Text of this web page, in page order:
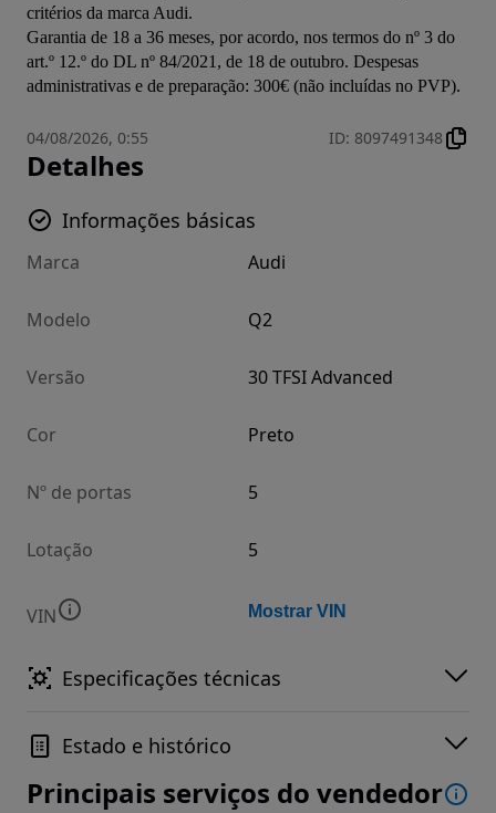
critérios da marca Audi.
Garantia de 18 a 36 meses, por acordo, nos termos do nº 3 do
art.º 12.º do DL nº 84/2021, de 18 de outubro. Despesas
administrativas e de preparação: 300€ (não incluídas no PVP).
04/08/2026, 0:55 ID: 8097491348
Detalhes
Informações básicas
Marca Audi
Modelo Q2
Versão 30 TFSI Advanced
Cor Preto
Nº de portas 5
Lotação 5
VIN Mostrar VIN
Especificações técnicas
Estado e histórico
Principais serviços do vendedor